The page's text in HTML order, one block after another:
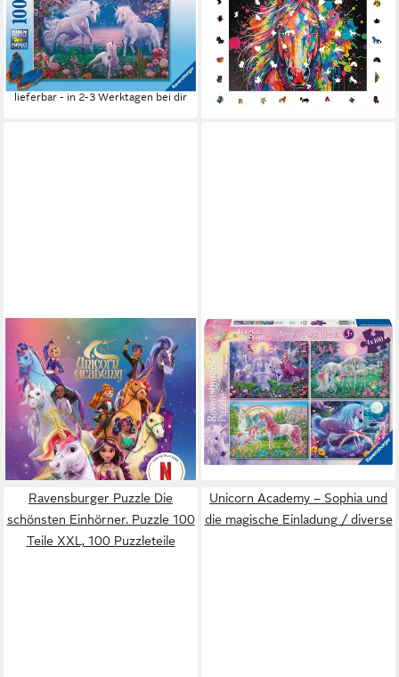
Einhörner, 100 Puzzleteile,
Made in Germany
ab 11,99 € UVP13,99 €
-14%
lieferbar - in 2-3 Werktagen bei dir
Holzpuzzle (2D), 1000
Puzzleteile
59,90 €
lieferbar - in 3-4 Werktagen bei dir
Unicorn Academy – Das
große Fanbuch / diverse
12,99 €
lieferbar - in 2-3 Werktagen bei dir
RAVENSBURGER
Puzzle Magische Einhörner,
400 Puzzleteile, Made in
Europe
ab 15,10 € UVP18,99 €
-20%
lieferbar - in 3-4 Werktagen bei dir
Ravensburger Puzzle Die
schönsten Einhörner. Puzzle 100
Teile XXL, 100 Puzzleteile
Unicorn Academy – Sophia und
die magische Einladung / diverse